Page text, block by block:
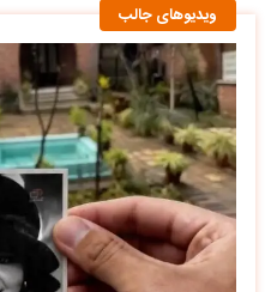
ویدیوهای جالب